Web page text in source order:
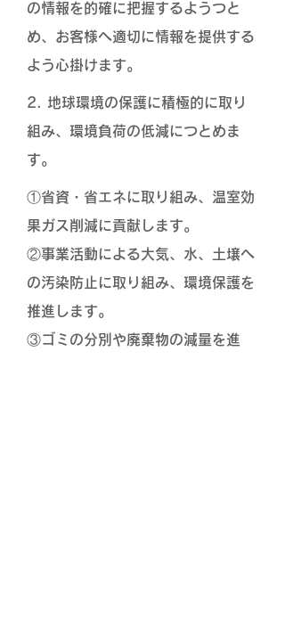
の情報を的確に把握するようつと
め、お客様へ適切に情報を提供する
よう心掛けます。
2. 地球環境の保護に積極的に取り
組み、環境負荷の低減につとめま
す。
①省資・省エネに取り組み、温室効
果ガス削減に貢献します。
②事業活動による大気、水、土壌へ
の汚染防止に取り組み、環境保護を
推進します。
③ゴミの分別や廃棄物の減量を進